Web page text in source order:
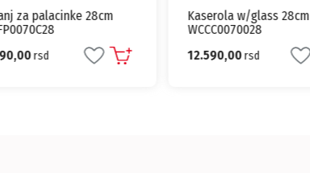
za palacinke 28cm
rsd
Kaserola w/glass 28cm
WCCC0070028
12.590,00rsd